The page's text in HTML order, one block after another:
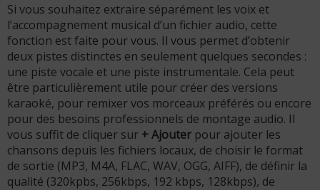
Si vous souhaitez extraire séparément les voix et
l’accompagnement musical d’un fichier audio, cette
fonction est faite pour vous. Il vous permet d’obtenir
deux pistes distinctes en seulement quelques secondes :
une piste vocale et une piste instrumentale. Cela peut
être particulièrement utile pour créer des versions
karaoké, pour remixer vos morceaux préférés ou encore
pour des besoins professionnels de montage audio. Il
vous suffit de cliquer sur + Ajouter pour ajouter les
chansons depuis les fichiers locaux, de choisir le format
de sortie (MP3, M4A, FLAC, WAV, OGG, AIFF), de définir la
qualité (320kpbs, 256kbps, 192 kbps, 128kbps), de